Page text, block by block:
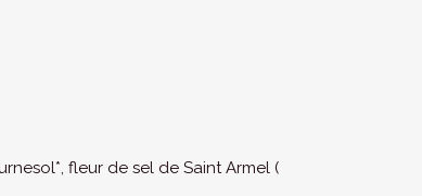
fleur de sel de Saint Armel (